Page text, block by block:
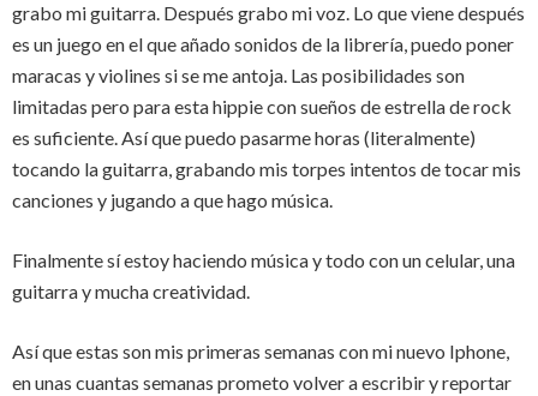
grabo mi guitarra. Después grabo mi voz. Lo que viene después
es un juego en el que añado sonidos de la librería, puedo poner
maracas y violines si se me antoja. Las posibilidades son
limitadas pero para esta hippie con sueños de estrella de rock
es suficiente. Así que puedo pasarme horas (literalmente)
tocando la guitarra, grabando mis torpes intentos de tocar mis
canciones y jugando a que hago música.
Finalmente sí estoy haciendo música y todo con un celular, una
guitarra y mucha creatividad.
Así que estas son mis primeras semanas con mi nuevo Iphone,
en unas cuantas semanas prometo volver a escribir y reportar